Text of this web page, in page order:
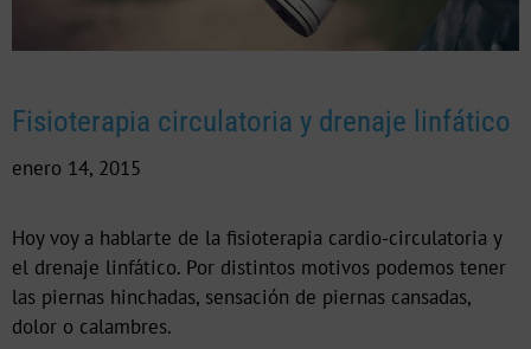
Fisioterapia circulatoria y drenaje linfático
enero 14, 2015
Hoy voy a hablarte de la fisioterapia cardio-circulatoria y
el drenaje linfático. Por distintos motivos podemos tener
las piernas hinchadas, sensación de piernas cansadas,
dolor o calambres.